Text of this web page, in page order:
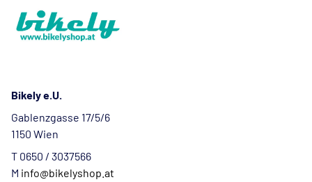
Bikely e.U.
Gablenzgasse 17/5/6
1150 Wien
T 0650 / 3037566
M info@bikelyshop.at